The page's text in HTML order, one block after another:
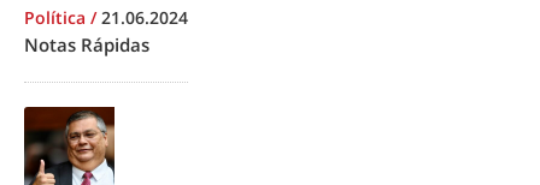
Política /21.06.2024
Notas Rápidas